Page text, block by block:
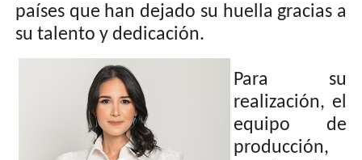
países que han dejado su huella gracias a
su talento y dedicación.
Para su
realización, el
equipo de
producción,